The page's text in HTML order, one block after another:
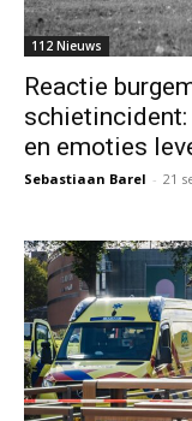
112 Nieuws
Reactie
schietincident:
en emoties
Sebastiaan Barel - 21